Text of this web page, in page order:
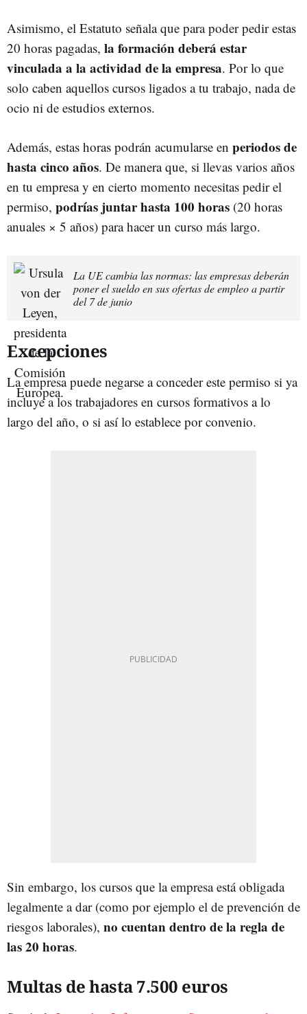
Asimismo, el Estatuto señala que para poder pedir estas
20 horas pagadas, la formación deberá estar
vinculada a la actividad de la empresa. Por lo que
solo caben aquellos cursos ligados a tu trabajo, nada de
ocio ni de estudios externos.
Además, estas horas podrán acumularse en periodos de
hasta cinco años. De manera que, si llevas varios años
en tu empresa y en cierto momento necesitas pedir el
permiso, podrías juntar hasta 100 horas (20 horas
anuales × 5 años) para hacer un curso más largo.
La UE cambia las normas: las empresas deberán
poner el sueldo en sus ofertas de empleo a partir
del 7 de junio
Excepciones
La empresa puede negarse a conceder este permiso si ya
incluye a los trabajadores en cursos formativos a lo
largo del año, o si así lo establece por convenio.
Sin embargo, los cursos que la empresa está obligada
legalmente a dar (como por ejemplo el de prevención de
riesgos laborales), no cuentan dentro de la regla de
las 20 horas.
Multas de hasta 7.500 euros